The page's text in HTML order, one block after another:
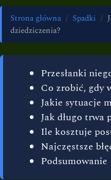
Strona główna / Spadki /
dziedziczenia?
Przesłanki
Co zrobić, gdy
Jakie sytuacje
Jak długo trwa
Ile kosztuje
Najczęstsze
Podsumowanie